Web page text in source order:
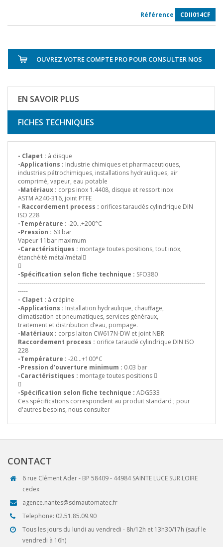
Référence CDII014CF
OUVREZ VOTRE COMPTE PRO POUR CONSULTER NOS
EN SAVOIR PLUS
FICHES TECHNIQUES
- Clapet : à disque
-Applications : Industrie chimiques et pharmaceutiques,
industries pétrochimiques, installations hydrauliques, air
comprimé, vapeur, eau potable
-Matériaux : corps inox 1.4408, disque et ressort inox
ASTM A240-316, joint PTFE
- Raccordement process : orifices taraudés cylindrique DIN
ISO 228
-Température : -20…+200°C
-Pression : 63 bar
Vapeur 11bar maximum
-Caractéristiques : montage toutes positions, tout inox,
étanchéité métal/métal

-Spécification selon fiche technique : SFO380
----------------------------------------------------------------------------------------------
-----
- Clapet : à crépine
-Applications : Installation hydraulique, chauffage,
climatisation et pneumatiques, services généraux,
traitement et distribution d’eau, pompage.
-Matériaux : corps laiton CW617N-DW et joint NBR
Raccordement process : orifice taraudé cylindrique DIN ISO
228
-Température : -20…+100°C
-Pression d’ouverture minimum : 0.03 bar
-Caractéristiques : montage toutes positions 

-Spécification selon fiche technique : ADG533
Ces spécifications correspondent au produit standard ; pour
d'autres besoins, nous consulter
CONTACT
6 rue Clément Ader - BP 58409 - 44984 SAINTE LUCE SUR LOIRE
cedex
agence.nantes@sdmautomatec.fr
Telephone: 02.51.85.09.90
Tous les jours du lundi au vendredi - 8h/12h et 13h30/17h (sauf le
vendredi à 16h)